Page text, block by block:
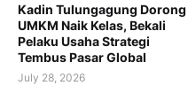
Kadin Tulungagung Dorong
UMKM Naik Kelas, Bekali
Pelaku Usaha Strategi
Tembus Pasar Global
July 28, 2026